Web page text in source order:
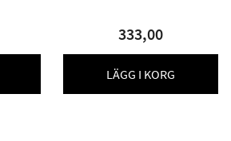
333,00
LÄGG I KORG